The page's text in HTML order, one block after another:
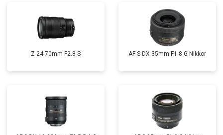
Z 24-70mm F2.8 S AF-S DX 35mm F1.8 G Nikkor